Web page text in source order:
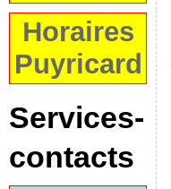
Horaires
Puyricard
Services-
contacts